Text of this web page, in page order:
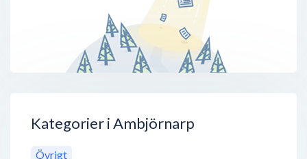
Kategorier i Ambjörnarp
Övrigt